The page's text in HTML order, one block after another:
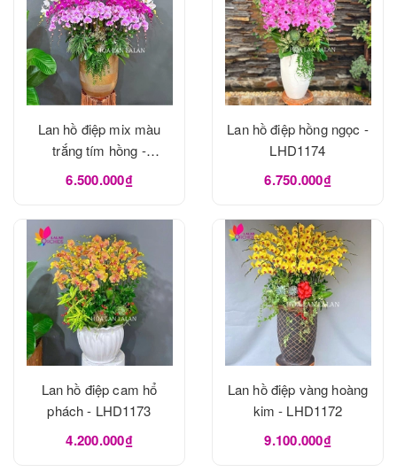
Lan hồ điệp mix màu
trắng tím hồng -
LHD1175
6.500.000₫
Lan hồ điệp hồng ngọc -
LHD1174
6.750.000₫
Lan hồ điệp cam hổ
phách - LHD1173
4.200.000₫
Lan hồ điệp vàng hoàng
kim - LHD1172
9.100.000₫